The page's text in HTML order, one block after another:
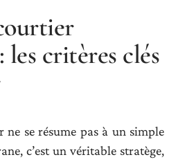
critères clés
se résume pas à un simple
c’est un véritable stratège,